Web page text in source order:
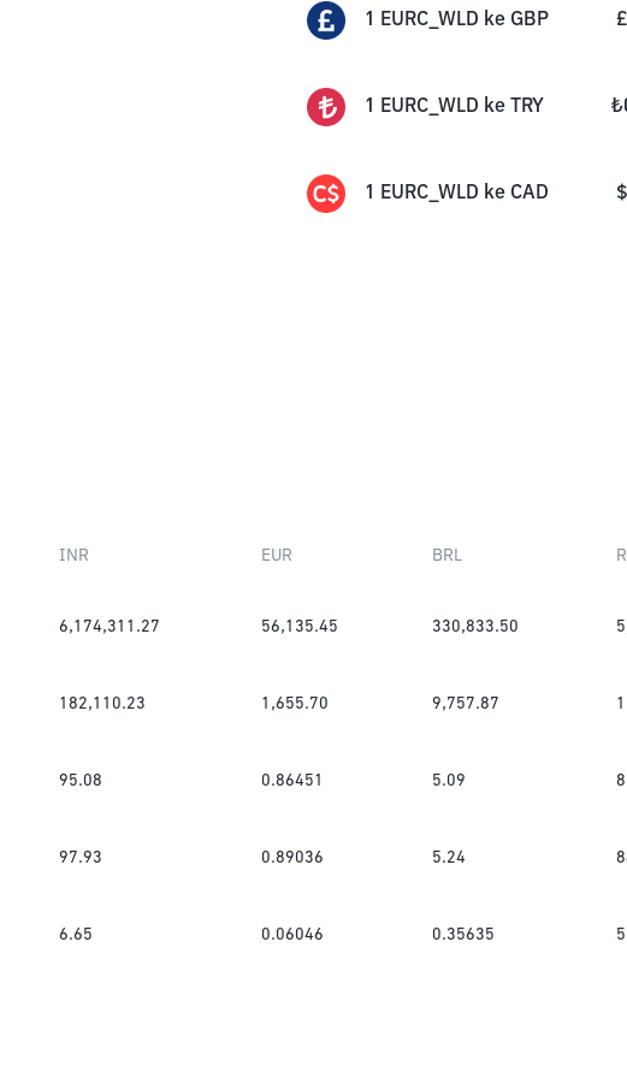
1 EURC_WLD ke GBP £
1 EURC_WLD ke TRY ₺
1 EURC_WLD ke CAD $
INR EUR BRL
6,174,311.27 56,135.45 330,833.50
182,110.23 1,655.70 9,757.87
95.08 0.86451 5.09
97.93 0.89036 5.24
6.65 0.06046 0.35635